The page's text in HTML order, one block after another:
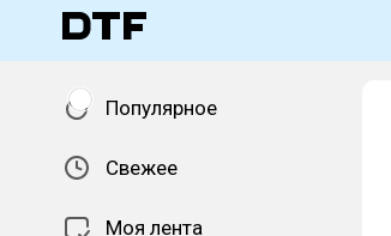
Популярное
Свежее
Моя лента